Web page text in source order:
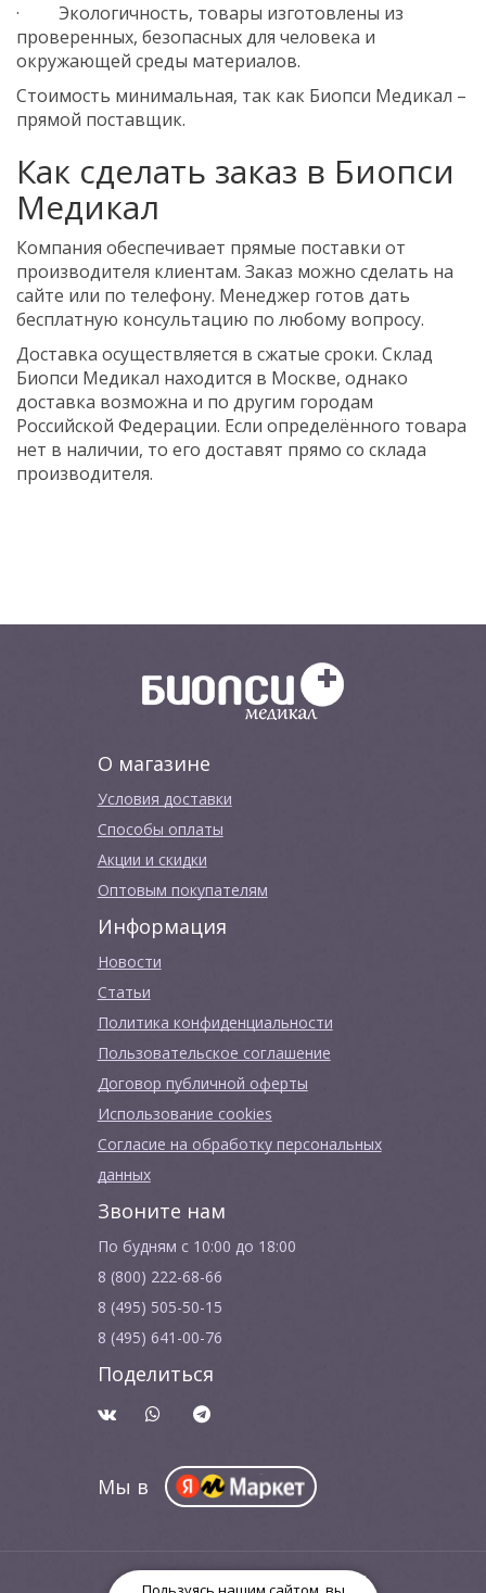
· Экологичность, товары изготовлены из
проверенных, безопасных для человека и
окружающей среды материалов.
Стоимость минимальная, так как Биопси Медикал –
прямой поставщик.
Как сделать заказ в Биопси
Медикал
Компания обеспечивает прямые поставки от
производителя клиентам. Заказ можно сделать на
сайте или по телефону. Менеджер готов дать
бесплатную консультацию по любому вопросу.
Доставка осуществляется в сжатые сроки. Склад
Биопси Медикал находится в Москве, однако
доставка возможна и по другим городам
Российской Федерации. Если определённого товара
нет в наличии, то его доставят прямо со склада
производителя.
О магазине
Условия доставки
Способы оплаты
Акции и скидки
Оптовым покупателям
Информация
Новости
Cтатьи
Политика конфиденциальности
Пользовательское соглашение
Договор публичной оферты
Использование cookies
Согласие на обработку персональных
данных
Звоните нам
По будням с 10:00 до 18:00
8 (800) 222-68-66
8 (495) 505-50-15
8 (495) 641-00-76
Поделиться
Мы в
© ООО "Биопси Медикал" 2015 - 2026